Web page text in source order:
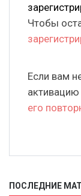
Чтобы
Если вам
его
ПОСЛЕДНИЕ